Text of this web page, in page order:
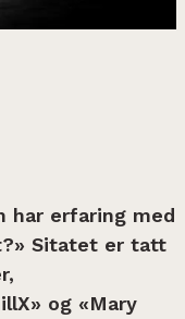
har erfaring med
Sitatet er tatt
og «Mary